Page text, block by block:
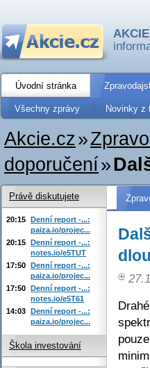
Úvodní stránka
Všechny zprávy Novinky z
Akcie.cz»
doporučení»
Právě diskutujete
20:15 Denní report -...:
paiza.io/projec...
20:15 Denní report -...:
notes.io/e5TUT
17:50 Denní report -...:
paiza.io/projec...
17:50 Denní report -...:
notes.io/e5T61
14:03 Denní report -...:
paiza.io/projec...
Škola investování